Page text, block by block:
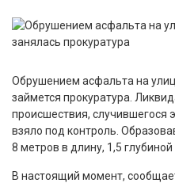
Обрушением асфальта на
займется прокуратура.
происшествия, случившегося
взяло под контроль.
8 метров в длину, 1,5
В настоящий момент,